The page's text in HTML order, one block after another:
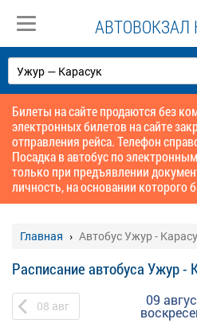
АВТОВОКЗАЛ
Билеты на сайте продаются без
электронных билетов на сайте
отправления рейса. Телефон
Посадка в автобус по
только при предъявлении
личность, на основании которого
Главная Автобус Ужур -
Расписание автобуса Ужур -
08 авг 09